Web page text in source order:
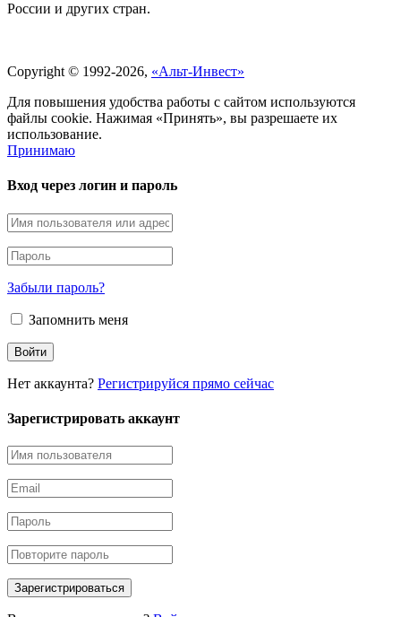
России и других стран.
Copyright © 1992-2026, «Альт-Инвест»
Для повышения удобства работы с сайтом используются
файлы cookie. Нажимая «Принять», вы разрешаете их
использование.
Принимаю
Вход через логин и пароль
Забыли пароль?
Запомнить меня
Нет аккаунта? Регистрируйся прямо сейчас
Зарегистрировать аккаунт